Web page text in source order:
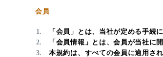
会員
「会員」とは、当社が定める手続
「会員情報」とは、会員が当社に
本規約は、すべての会員に適用さ